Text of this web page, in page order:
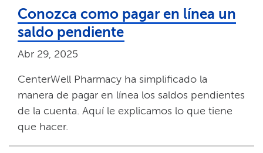
Conozca como pagar en línea un
saldo pendiente​​
Abr 29, 2025​​
CenterWell Pharmacy ha simplificado la
manera de pagar en línea los saldos pendientes
de la cuenta. Aquí le explicamos lo que tiene
que hacer.​​